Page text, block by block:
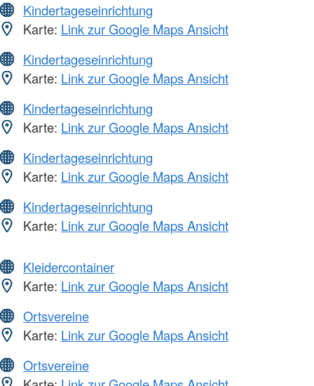
Kindertageseinrichtung
Karte: Link zur Google Maps Ansicht
Kindertageseinrichtung
Karte: Link zur Google Maps Ansicht
Kindertageseinrichtung
Karte: Link zur Google Maps Ansicht
Kindertageseinrichtung
Karte: Link zur Google Maps Ansicht
Kindertageseinrichtung
Karte: Link zur Google Maps Ansicht
Kleidercontainer
Karte: Link zur Google Maps Ansicht
Ortsvereine
Karte: Link zur Google Maps Ansicht
Ortsvereine